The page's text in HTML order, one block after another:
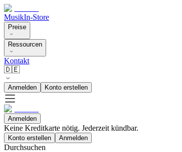
MusikIn-Store
Preise
Ressourcen
Kontakt
🇩🇪
Anmelden Konto erstellen
Anmelden
Keine Kreditkarte nötig. Jederzeit kündbar.
Konto erstellen Anmelden
Durchsuchen